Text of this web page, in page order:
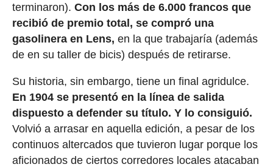
terminaron). Con los más de 6.000 francos que
recibió de premio total, se compró una
gasolinera en Lens, en la que trabajaría (además
de en su taller de bicis) después de retirarse.
Su historia, sin embargo, tiene un final agridulce.
En 1904 se presentó en la línea de salida
dispuesto a defender su título. Y lo consiguió.
Volvió a arrasar en aquella edición, a pesar de los
continuos altercados que tuvieron lugar porque los
aficionados de ciertos corredores locales atacaban